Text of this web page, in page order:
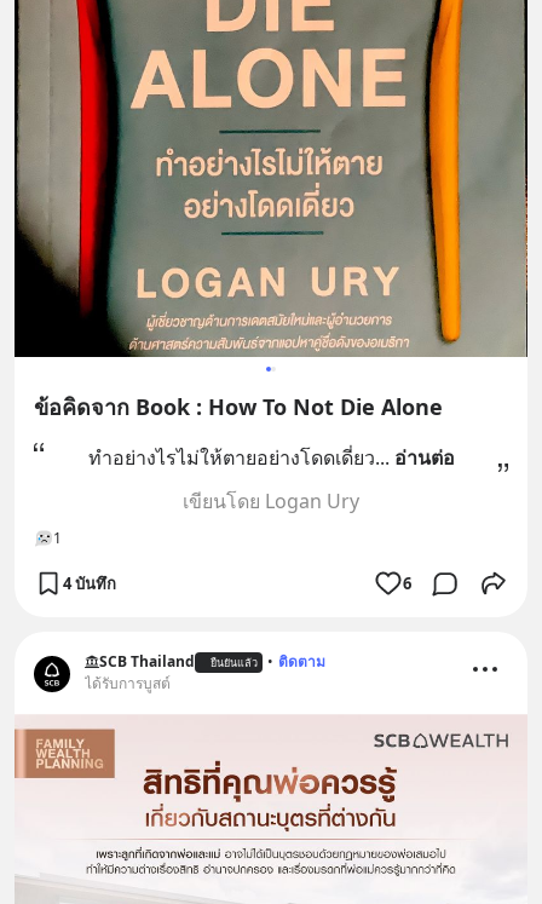
ข้อคิดจาก Book : How To Not Die Alone
ทำอย่างไรไม่ให้ตายอย่างโดดเดี่ยว... อ่านต่อ
เขียนโดย Logan Ury
1
4 บันทึก 6
SCB Thailand ยืนยันแล้ว • ติดตาม
ได้รับการบูสต์